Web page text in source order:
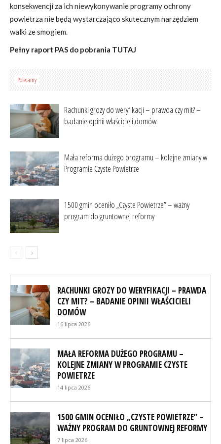
konsekwencji za ich niewykonywanie programy ochrony
powietrza nie będą wystarczająco skutecznym narzędziem
walki ze smogiem.
Pełny raport PAS do pobrania TUTAJ
Polecamy
Rachunki grozy do weryfikacji – prawda czy mit? –
badanie opinii właścicieli domów
Mała reforma dużego programu – kolejne zmiany w
Programie Czyste Powietrze
1500 gmin oceniło „Czyste Powietrze” – ważny
program do gruntownej reformy
RACHUNKI GROZY DO WERYFIKACJI – PRAWDA
CZY MIT? – BADANIE OPINII WŁAŚCICIELI
DOMÓW
16 lipca 2026
MAŁA REFORMA DUŻEGO PROGRAMU –
KOLEJNE ZMIANY W PROGRAMIE CZYSTE
POWIETRZE
14 lipca 2026
1500 GMIN OCENIŁO „CZYSTE POWIETRZE” –
WAŻNY PROGRAM DO GRUNTOWNEJ REFORMY
7 lipca 2026